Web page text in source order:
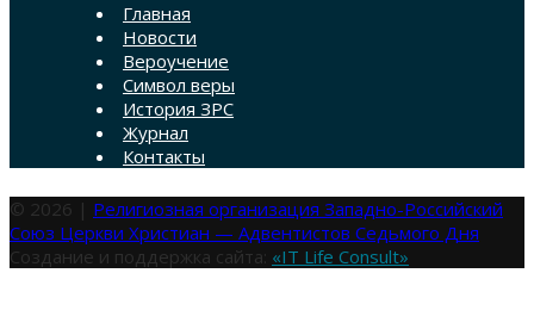
Главная
Новости
Вероучение
Символ веры
История ЗРС
Журнал
Контакты
© 2026 | Религиозная организация Западно-Российский
Союз Церкви Христиан — Адвентистов Седьмого Дня
Создание и поддержка сайта: «IT Life Consult»